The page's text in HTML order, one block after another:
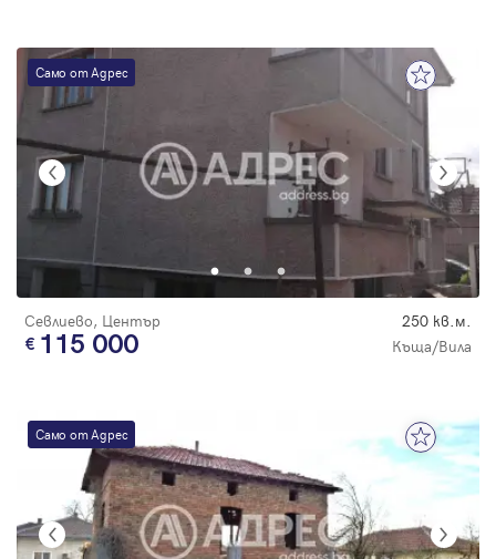
Само от Адрес
Севлиево, Център 250 кв.м.
115 000 Къща/Вила
Само от Адрес